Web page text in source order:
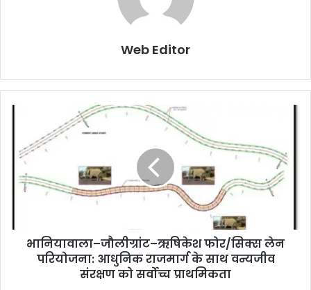
Web Editor
भानियावाला–जौलीग्रांट–ऋषिकेश फोर/सिक्स लेन
परियोजना: आधुनिक राजमार्ग के साथ वन्यजीव
संरक्षण को सर्वोच्च प्राथमिकता